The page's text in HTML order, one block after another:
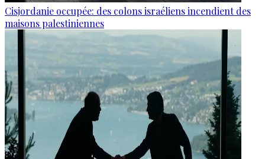
Cisjordanie occupée: des colons israéliens incendient des
maisons palestiniennes